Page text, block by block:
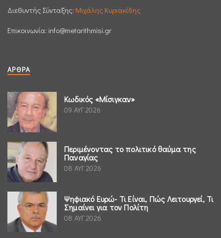
Διεθυντής Σύνταξης: Μιχάλης Κυριακίδης
Επικοινωνία: info@metarithmisi.gr
ΆΡΘΡΑ
Κωδικός «Μίσιγκαν»
09 ΑΥΓ 2026
Περιμένοντας το πολιτικό θαύμα της
Παναγίας
08 ΑΥΓ 2026
Ψηφιακό Ευρώ- Τι Είναι, Πώς Λειτουργεί, Τι
Σημαίνει για τον Πολίτη
08 ΑΥΓ 2026